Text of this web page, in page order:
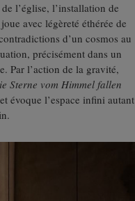
l’église, l’installation de
avec légèreté éthérée de
d’un cosmos au
précisément dans un
Par l’action de la gravité,
Sterne vom Himmel fallen
évoque l’espace infini autant